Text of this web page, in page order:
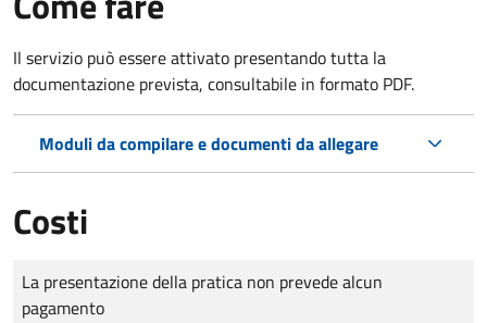
Il servizio può essere attivato presentando tutta la
documentazione prevista, consultabile in formato PDF.
Moduli da compilare e documenti da allegare
Costi
Tipo di pagamento
Importo
La presentazione della pratica non prevede alcun
pagamento